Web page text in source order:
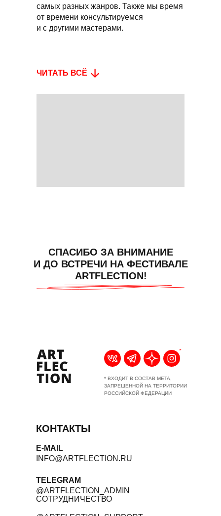
самых разных жанров. Также мы время
от времени консультируемся
и с другими мастерами.
ЧИТАТЬ ВСЁ
СПАСИБО ЗА ВНИМАНИЕ
И ДО ВСТРЕЧИ НА ФЕСТИВАЛЕ
ARTFLECTION!
КОНТАКТЫ
E-MAIL
INFO@ARTFLECTION.RU
TELEGRAM
@ARTFLECTION_ADMIN
СОТРУДНИЧЕСТВО
*
* ВХОДИТ В СОСТАВ META,
ЗАПРЕЩЕННОЙ НА ТЕРРИТОРИИ
РОССИЙСКОЙ ФЕДЕРАЦИИ